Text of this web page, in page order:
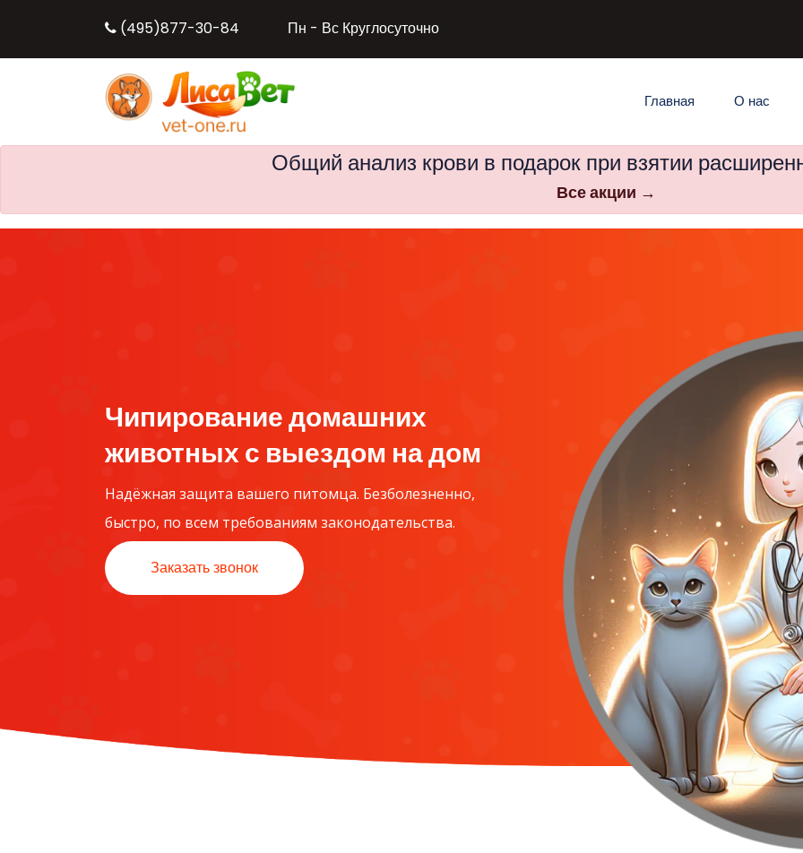
(495)877-30-84 Пн - Вс Круглосуточно
Главная О нас
Общий анализ крови в подарок при взятии
Все акции →
Чипирование домашних
животных с выездом на дом
Надёжная защита вашего питомца. Безболезненно,
быстро, по всем требованиям законодательства.
Заказать звонок